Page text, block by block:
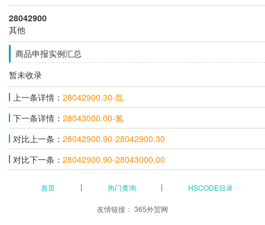
28042900
其他
商品申报实例汇总
暂未收录
上一条详情： 28042900.30-氙
下一条详情： 28043000.00-氮
对比上一条： 28042900.90-28042900.30
对比下一条： 28042900.90-28043000.00
首页 热门查询 HSCODE目录
友情链接： 365外贸网